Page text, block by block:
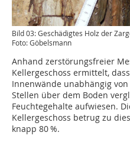
Bild 03: Geschädigtes Holz der
Foto: Göbelsmann
Anhand zerstörungsfreier
Kellergeschoss ermittelt,
Innenwände unabhängig
Stellen über dem Boden
Feuchtegehalte aufwiesen.
Kellergeschoss betrug zu
knapp 80 %.